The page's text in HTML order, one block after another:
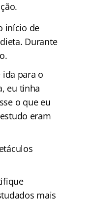
início de
Durante
ida para o
eu tinha
o que eu
eram
mais